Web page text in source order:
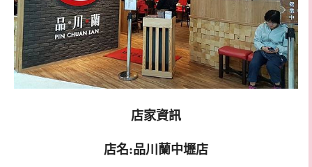
店家資訊
店名:品川蘭中壢店